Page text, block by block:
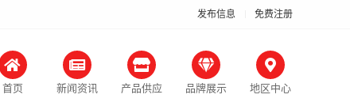
发布信息 免费注册
首页 新闻资讯 产品供应 品牌展示 地区中心